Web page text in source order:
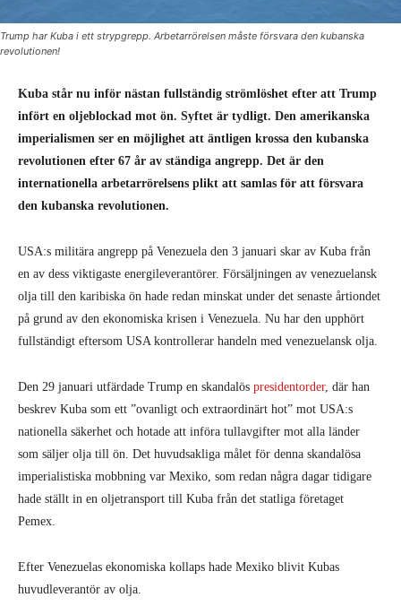
Trump har Kuba i ett strypgrepp. Arbetarrörelsen måste försvara den kubanska
revolutionen!
Kuba står nu inför nästan fullständig strömlöshet efter att Trump
infört en oljeblockad mot ön. Syftet är tydligt. Den amerikanska
imperialismen ser en möjlighet att äntligen krossa den kubanska
revolutionen efter 67 år av ständiga angrepp. Det är den
internationella arbetarrörelsens plikt att samlas för att försvara
den kubanska revolutionen.
USA:s militära angrepp på Venezuela den 3 januari skar av Kuba från
en av dess viktigaste energileverantörer. Försäljningen av venezuelansk
olja till den karibiska ön hade redan minskat under det senaste årtiondet
på grund av den ekonomiska krisen i Venezuela. Nu har den upphört
fullständigt eftersom USA kontrollerar handeln med venezuelansk olja.
Den 29 januari utfärdade Trump en skandalös presidentorder, där han
beskrev Kuba som ett ”ovanligt och extraordinärt hot” mot USA:s
nationella säkerhet och hotade att införa tullavgifter mot alla länder
som säljer olja till ön. Det huvudsakliga målet för denna skandalösa
imperialistiska mobbning var Mexiko, som redan några dagar tidigare
hade ställt in en oljetransport till Kuba från det statliga företaget
Pemex.
Efter Venezuelas ekonomiska kollaps hade Mexiko blivit Kubas
huvudleverantör av olja.